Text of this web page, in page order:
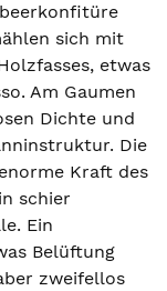
sich mit
etwas
Am Gaumen
Dichte und
Die
Kraft des
schier
Ein
Belüftung
zweifellos